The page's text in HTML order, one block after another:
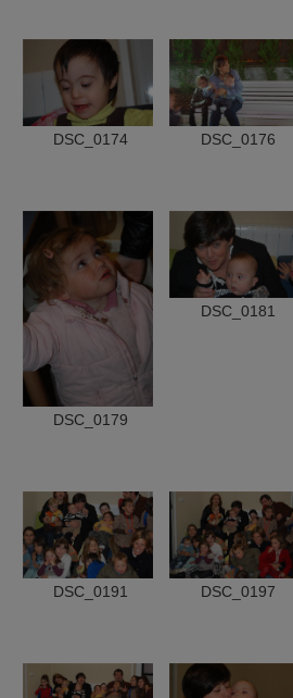
DSC_0174 DSC_0176
DSC_0179
DSC_0181
DSC_0191 DSC_0197